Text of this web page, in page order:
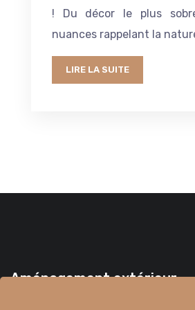
! Du décor le plus
nuances rappelant la
LIRE LA SUITE
Aménagement extérieur